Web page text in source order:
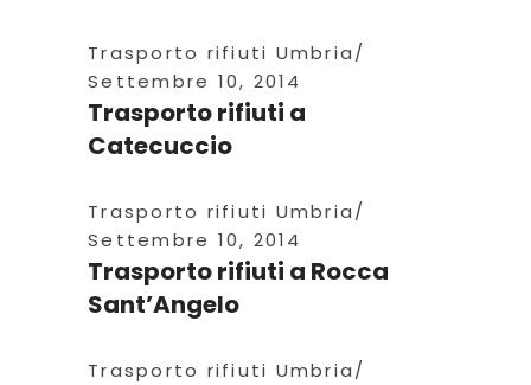
Trasporto rifiuti Umbria
Settembre 10, 2014
Trasporto rifiuti a
Catecuccio
Trasporto rifiuti Umbria
Settembre 10, 2014
Trasporto rifiuti a Rocca
Sant’Angelo
Trasporto rifiuti Umbria